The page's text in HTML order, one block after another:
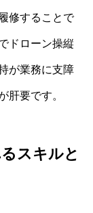
修することで
ドローン操縦
が業務に支障
肝要です。
スキルと